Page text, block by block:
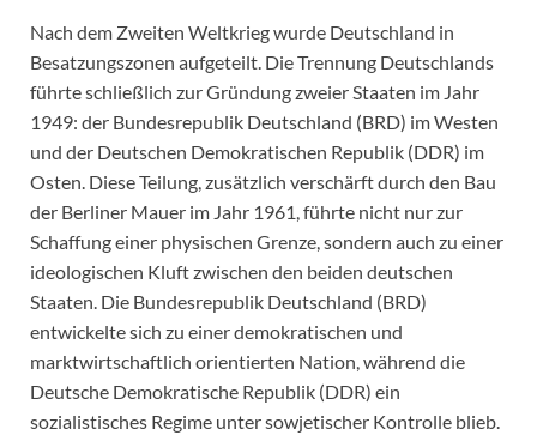
Nach dem Zweiten Weltkrieg wurde Deutschland in
Besatzungszonen aufgeteilt. Die Trennung Deutschlands
führte schließlich zur Gründung zweier Staaten im Jahr
1949: der Bundesrepublik Deutschland (BRD) im Westen
und der Deutschen Demokratischen Republik (DDR) im
Osten. Diese Teilung, zusätzlich verschärft durch den Bau
der Berliner Mauer im Jahr 1961, führte nicht nur zur
Schaffung einer physischen Grenze, sondern auch zu einer
ideologischen Kluft zwischen den beiden deutschen
Staaten. Die Bundesrepublik Deutschland (BRD)
entwickelte sich zu einer demokratischen und
marktwirtschaftlich orientierten Nation, während die
Deutsche Demokratische Republik (DDR) ein
sozialistisches Regime unter sowjetischer Kontrolle blieb.